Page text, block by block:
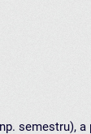
semestru),